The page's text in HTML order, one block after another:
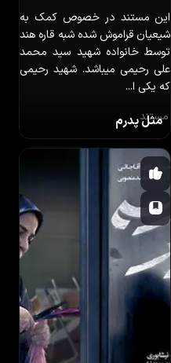
مثل پدرم
این مستند در خصوص کمک به
شیعیان قراموش شده شبه قاره هند
توسط خانواده شهید سید محمد
علی رحیمی میباشد. شهید رحیمی
که یکی ا...
مستند